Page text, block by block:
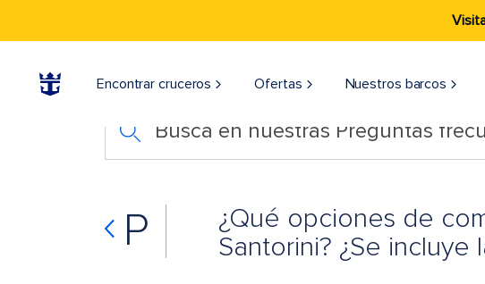
Encontrar cruceros Ofertas Nuestros barcos
Busca en nuestras Preguntas
P
¿Qué opciones de
Santorini? ¿Se incluye